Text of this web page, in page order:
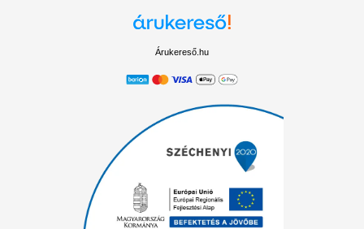
Árukereső.hu